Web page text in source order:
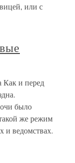
или с
Как и перед
было
же режим
и ведомствах.